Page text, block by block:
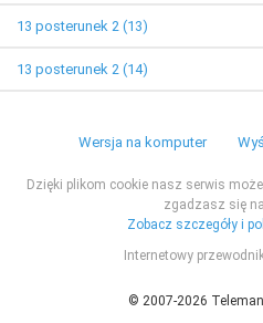
13 posterunek 2 (13)
13 posterunek 2 (14)
Wersja na komputer
Dzięki plikom cookie nasz serwis
zgadzasz się
Zobacz szczegóły i
Internetowy
© 2007-2026